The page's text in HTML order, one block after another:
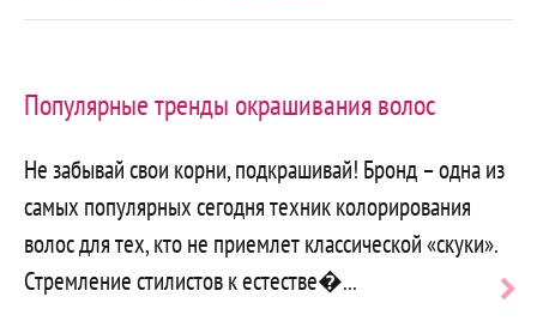
Популярные тренды окрашивания волос
Не забывай свои корни, подкрашивай! Бронд – одна из
самых популярных сегодня техник колорирования
волос для тех, кто не приемлет классической «скуки».
Стремление стилистов к естестве�...